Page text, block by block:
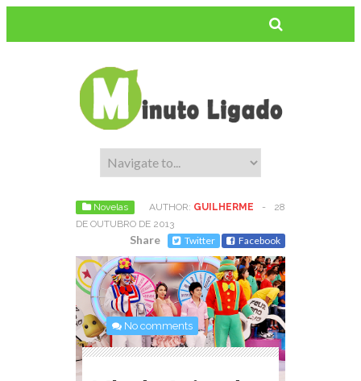
Novelas AUTHOR: GUILHERME -
28
DE OUTUBRO DE 2013
Share Twitter Facebook
No comments